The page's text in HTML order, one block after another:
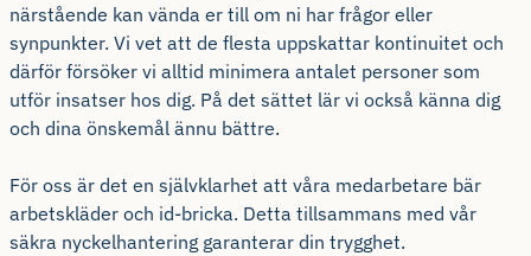
närstående kan vända er till om ni har frågor eller
synpunkter. Vi vet att de flesta uppskattar kontinuitet och
därför försöker vi alltid minimera antalet personer som
utför insatser hos dig. På det sättet lär vi också känna dig
och dina önskemål ännu bättre.
För oss är det en självklarhet att våra medarbetare bär
arbetskläder och id-bricka. Detta tillsammans med vår
säkra nyckelhantering garanterar din trygghet.